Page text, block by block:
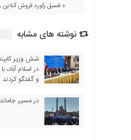
« فسيل ركورد فروش آنلاين را هم زد؛ ۷ میلیارد
نوشته های مشابه
شش وزیر
در اسلام
و گفتگو كردند
در مسیر